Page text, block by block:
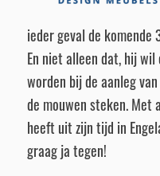
ieder geval de
En niet alleen dat, hij
worden bij de aanleg
de mouwen steken. Met
heeft uit zijn tijd in
graag ja tegen!